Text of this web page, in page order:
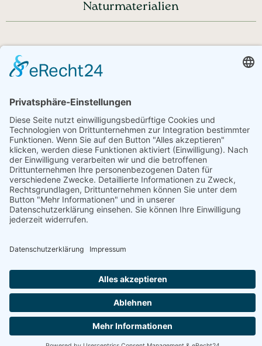
Naturmaterialien
+43 720 353535 - Rückrufservice
service@regionale-produkte.online
© Regionale Produkte | powered by
Creativomedia GmbH
Downloads
Impressum
Datenschutzerklärung